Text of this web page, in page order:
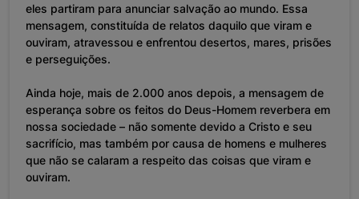
eles partiram para anunciar salvação ao mundo. Essa
mensagem, constituída de relatos daquilo que viram e
ouviram, atravessou e enfrentou desertos, mares, prisões
e perseguições.
Ainda hoje, mais de 2.000 anos depois, a mensagem de
esperança sobre os feitos do Deus-Homem reverbera em
nossa sociedade – não somente devido a Cristo e seu
sacrifício, mas também por causa de homens e mulheres
que não se calaram a respeito das coisas que viram e
ouviram.